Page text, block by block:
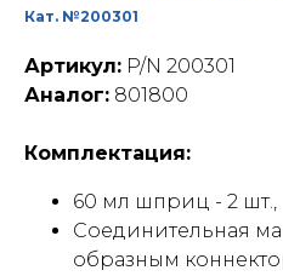
Кат. №200301
Артикул: P/N 200301
Аналог: 801800
Комплектация:
60 мл шприц - 2 шт.,
Соединительная
образным